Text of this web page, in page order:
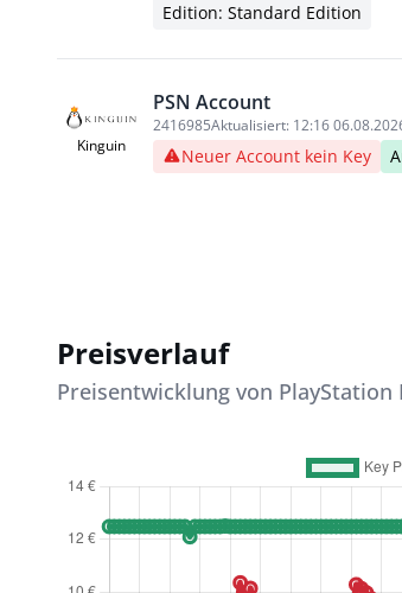
Edition: Standard Edition
Kinguin
PSN Account
2416985Aktualisiert: 12:16
Neuer Account kein Key
Preisverlauf
Preisentwicklung von PlayStation